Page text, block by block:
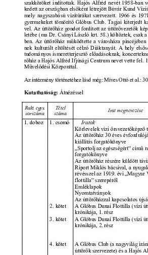
[fondfőcsoport] XXX - SZÖVETKEZETEK,
[fondfőcsoport] XXXVII - MEGYEI JOGÚ